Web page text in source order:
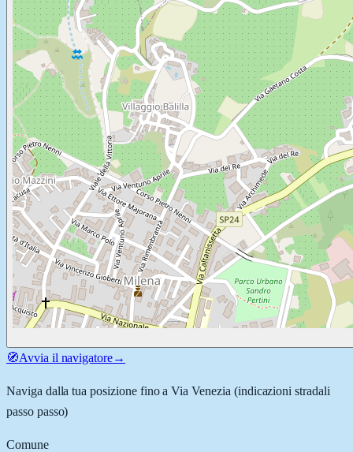
🧭Avvia il navigatore→
Naviga dalla tua posizione fino aVia Venezia (indicazioni stradali
passo passo)
Comune